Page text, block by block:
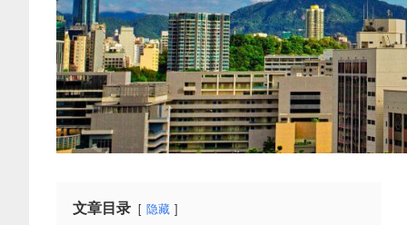
文章目录 隐藏